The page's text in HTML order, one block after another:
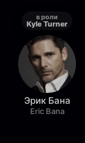
в роли
Kyle Turner
Эрик Бана
Eric Bana